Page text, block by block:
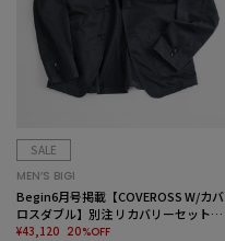
SALE
MEN’S BIGI
Begin6月号掲載【COVEROSS W/カバ
ロスダブル】別注 リカバリーセットア
ップジャケット＜リラックス効果/スト
¥43,120 20%OFF